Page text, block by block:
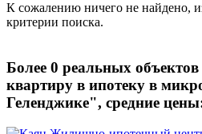
К сожалению ничего не найдено,
критерии поиска.
Более 0 реальных объектов
квартиру в ипотеку в
Геленджике", средние